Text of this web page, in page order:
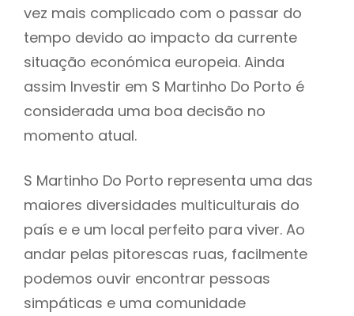
vez mais complicado com o passar do
tempo devido ao impacto da currente
situação económica europeia. Ainda
assim Investir em S Martinho Do Porto é
considerada uma boa decisão no
momento atual.
S Martinho Do Porto representa uma das
maiores diversidades multiculturais do
país e e um local perfeito para viver. Ao
andar pelas pitorescas ruas, facilmente
podemos ouvir encontrar pessoas
simpáticas e uma comunidade